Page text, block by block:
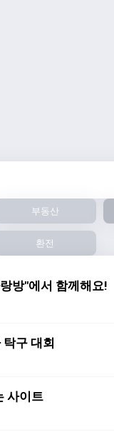
부동산
환전
방"에서 함께해요!
협회 (BCKTTA) 9차 탁구 대회
사이트